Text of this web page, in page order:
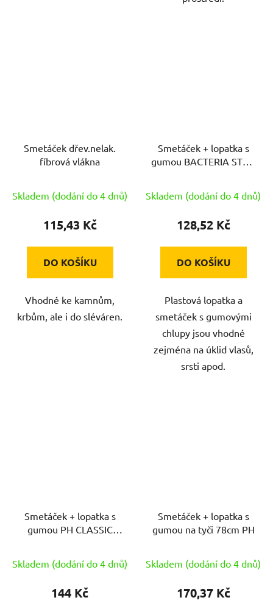
Smetáček dřev.nelak.
fíbrová vlákna
Skladem (dodání do 4 dnů)
115,43 Kč
DO KOŠÍKU
Vhodné ke kamnům,
krbům, ale i do sléváren.
Smetáček + lopatka s
gumou BACTERIA STOP
Skladem (dodání do 4 dnů)
128,52 Kč
DO KOŠÍKU
Plastová lopatka a
smetáček s gumovými
chlupy jsou vhodné
zejména na úklid vlasů,
srsti apod.
Smetáček + lopatka s
gumou PH CLASSIC
Skladem (dodání do 4 dnů)
144 Kč
Smetáček + lopatka s
gumou na tyči 78cm PH
Skladem (dodání do 4 dnů)
170,37 Kč